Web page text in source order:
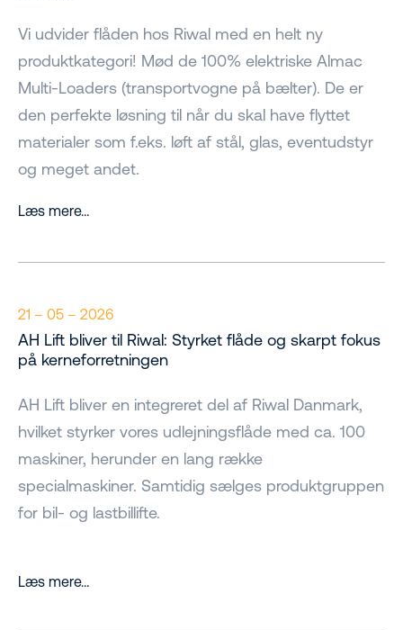
Vi udvider flåden hos Riwal med en helt ny
produktkategori! Mød de 100% elektriske Almac
Multi-Loaders (transportvogne på bælter). De er
den perfekte løsning til når du skal have flyttet
materialer som f.eks. løft af stål, glas, eventudstyr
og meget andet.
Læs mere…
21 – 05 – 2026
AH Lift bliver til Riwal: Styrket flåde og skarpt fokus
på kerneforretningen
AH Lift bliver en integreret del af Riwal Danmark,
hvilket styrker vores udlejningsflåde med ca. 100
maskiner, herunder en lang række
specialmaskiner. Samtidig sælges produktgruppen
for bil- og lastbillifte.
Læs mere…